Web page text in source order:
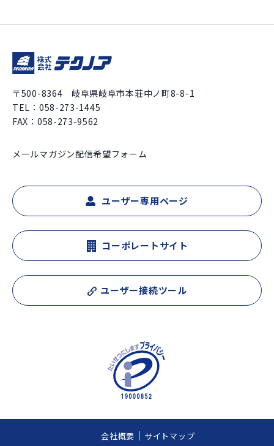
〒500-8364 岐阜県岐阜市本荘中ノ町8-8-1
TEL： 058-273-1445
FAX：058-273-9562
メールマガジン配信希望フォーム
ユーザー専用ページ
コーポレートサイト
ユーザー接続ツール
会社概要
サイトマップ